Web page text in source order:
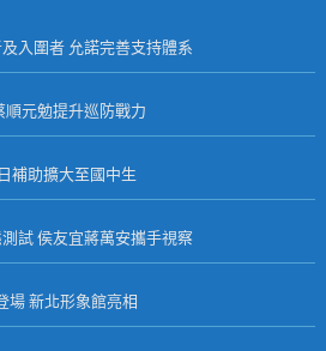
入圍者 允諾完善支持體系
元勉提升巡防戰力
補助擴大至國中生
試 侯友宜蔣萬安攜手視察
場 新北形象館亮相